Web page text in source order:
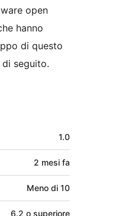
open
hanno
di questo
seguito.
1.0
2 mesi fa
Meno di 10
6.2 o superiore